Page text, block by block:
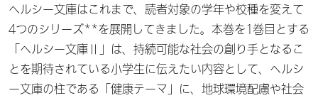
ヘルシー文庫はこれまで、読者対象の学年や校種を変えて
4つのシリーズ**を展開してきました。本巻を1巻目とする
「ヘルシー文庫Ⅱ」は、持続可能な社会の創り手となるこ
とを期待されている小学生に伝えたい内容として、ヘルシ
ー文庫の柱である「健康テーマ」に、地球環境配慮や社会